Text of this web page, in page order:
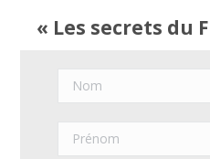
« Les secrets du